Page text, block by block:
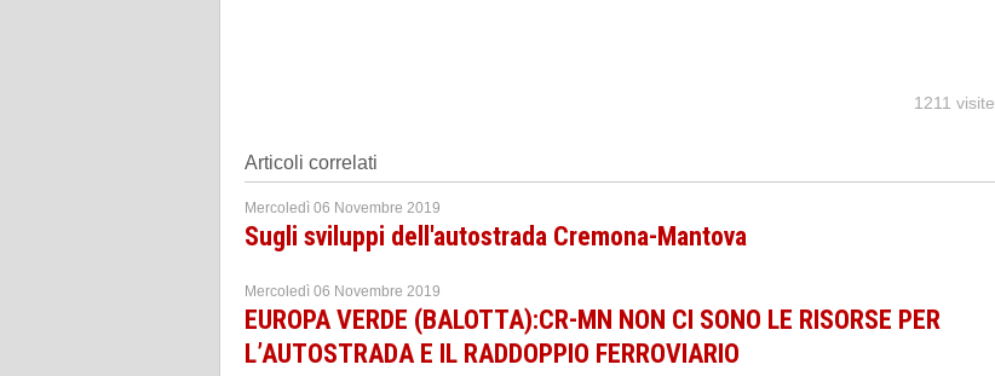
1211 visite
Articoli correlati
Mercoledì 06 Novembre 2019
Sugli sviluppi dell'autostrada Cremona-Mantova
Mercoledì 06 Novembre 2019
EUROPA VERDE (BALOTTA):CR-MN NON CI SONO LE RISORSE PER
L’AUTOSTRADA E IL RADDOPPIO FERROVIARIO